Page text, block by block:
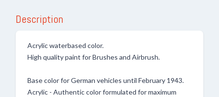
Description
Acrylic waterbased color.
High quality paint for Brushes and Airbrush.
Base color for German vehicles until February 1943.
Acrylic - Authentic color formulated for maximum